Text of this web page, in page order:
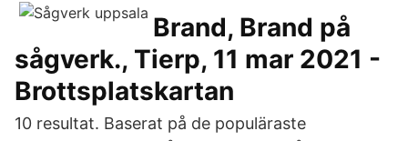
Brand, Brand på
sågverk., Tierp, 11 mar 2021 -
Brottsplatskartan
10 resultat. Baserat på de populäraste